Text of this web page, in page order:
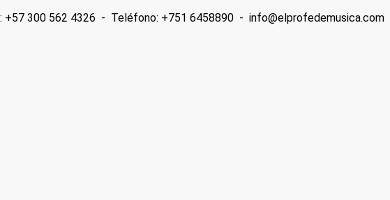
+57 300 562 4326 - Teléfono: +751 6458890 - info@elprofedemusica.com